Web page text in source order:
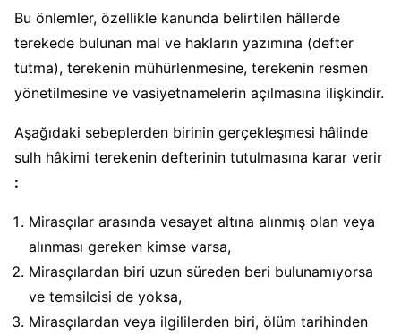
Bu önlemler, özellikle kanunda belirtilen hâllerde
terekede bulunan mal ve hakların yazımına (defter
tutma), terekenin mühürlenmesine, terekenin resmen
yönetilmesine ve vasiyetnamelerin açılmasına ilişkindir.
Aşağıdaki sebeplerden birinin gerçekleşmesi hâlinde
sulh hâkimi terekenin defterinin tutulmasına karar verir
:
Mirasçılar arasında vesayet altına alınmış olan veya
alınması gereken kimse varsa,
Mirasçılardan biri uzun süreden beri bulunamıyorsa
ve temsilcisi de yoksa,
Mirasçılardan veya ilgililerden biri, ölüm tarihinden